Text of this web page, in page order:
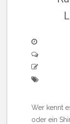
Wer kennt
oder ein